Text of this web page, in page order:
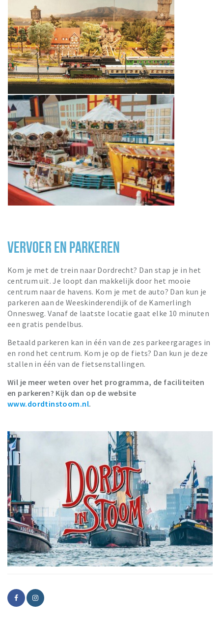
VERVOER EN PARKEREN
Kom je met de trein naar Dordrecht? Dan stap je in het
centrum uit. Je loopt dan makkelijk door het mooie
centrum naar de havens. Kom je met de auto? Dan kun je
parkeren aan de Weeskinderendijk of de Kamerlingh
Onnesweg. Vanaf de laatste locatie gaat elke 10 minuten
een gratis pendelbus.
Betaald parkeren kan in één van de zes parkeergarages in
en rond het centrum. Kom je op de fiets? Dan kun je deze
stallen in één van de fietsenstallingen.
Wil je meer weten over het programma, de faciliteiten
en parkeren? Kijk dan op de website
www.dordtinstoom.nl.